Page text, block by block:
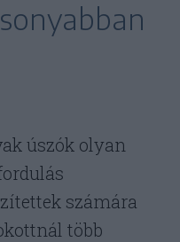
úszók olyan
számára
több